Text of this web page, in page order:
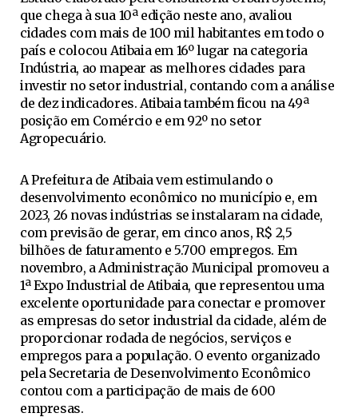
que chega à sua 10ª edição neste ano, avaliou
cidades com mais de 100 mil habitantes em todo o
país e colocou Atibaia em 16º lugar na categoria
Indústria, ao mapear as melhores cidades para
investir no setor industrial, contando com a análise
de dez indicadores. Atibaia também ficou na 49ª
posição em Comércio e em 92º no setor
Agropecuário.
A Prefeitura de Atibaia vem estimulando o
desenvolvimento econômico no município e, em
2023, 26 novas indústrias se instalaram na cidade,
com previsão de gerar, em cinco anos, R$ 2,5
bilhões de faturamento e 5.700 empregos. Em
novembro, a Administração Municipal promoveu a
1ª Expo Industrial de Atibaia, que representou uma
excelente oportunidade para conectar e promover
as empresas do setor industrial da cidade, além de
proporcionar rodada de negócios, serviços e
empregos para a população. O evento organizado
pela Secretaria de Desenvolvimento Econômico
contou com a participação de mais de 600
empresas.